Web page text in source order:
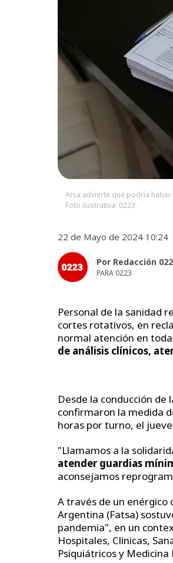
Atsa advierte que podría
Foto ilustrativa: 0223.
22 de Mayo de 2024 10:24
Por Redacción
PARA 0223
Personal de la sanidad
cortes rotativos, en
normal atención en
de análisis clínicos,
Desde la conducción de
confirmaron la medida
horas por turno, el
"Llamamos a la
atender guardias
aconsejamos
A través de un enérgico
Argentina (Fatsa)
pandemia", en un
Hospitales, Clinicas,
Psiquiátricos y